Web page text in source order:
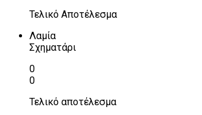
Τελικό Αποτέλεσμα
Λαμία
Σχηματάρι
0
0
Τελικό αποτέλεσμα